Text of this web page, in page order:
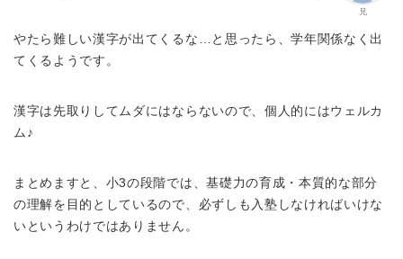
兄
やたら難しい漢字が出てくるな…と思ったら、学年関係なく出
てくるようです。
漢字は先取りしてムダにはならないので、個人的にはウェルカ
ム♪
まとめますと、小3の段階では、基礎力の育成・本質的な部分
の理解を目的としているので、必ずしも入塾しなければいけな
いというわけではありません。